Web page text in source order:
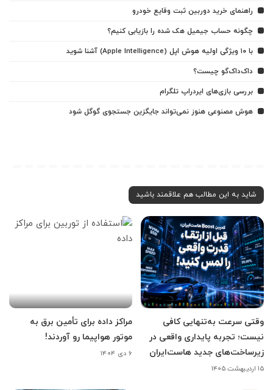
راهنمای خرید دوربین ثبت وقایع خودرو
چگونه حساب جیمیل هک شده را بازیابی کنیم؟
با ۱۰ ویژگی اولیه هوش اپل (Apple Intelligence) آشنا شوید
داک‌داک‌گو چیست؟
بررسی بازی‌های ایردراپ تلگرام
هوش مصنوعی هنوز نمی‌تواند جایگزین جستجوی گوگل شود
شاید به این مطالب هم علاقمند باشید
وقتی سرعت به‌تنهایی کافی
نیست؛ تجربه پایداری واقعی در
زیرساخت‌های جدید هاست‌ایران
۱۵ اردیبهشت ۱۴۰۵
مراکز داده برای تأمین برق به
موتور هواپیما رو آوردند!
۶ دی ۱۴۰۴